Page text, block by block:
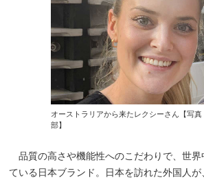
オーストラリアから来たレクシーさん【写真
部】
品質の高さや機能性へのこだわりで、世界
ている日本ブランド。日本を訪れた外国人が